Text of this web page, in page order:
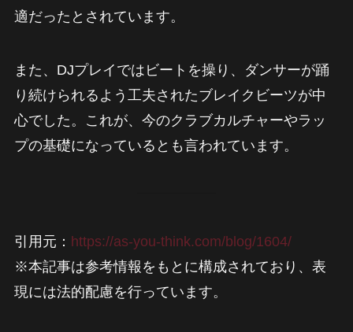
適だったとされています。
また、DJプレイではビートを操り、ダンサーが踊
り続けられるよう工夫されたブレイクビーツが中
心でした。これが、今のクラブカルチャーやラッ
プの基礎になっているとも言われています。
引用元： https://as-you-think.com/blog/1604/
※本記事は参考情報をもとに構成されており、表
現には法的配慮を行っています。